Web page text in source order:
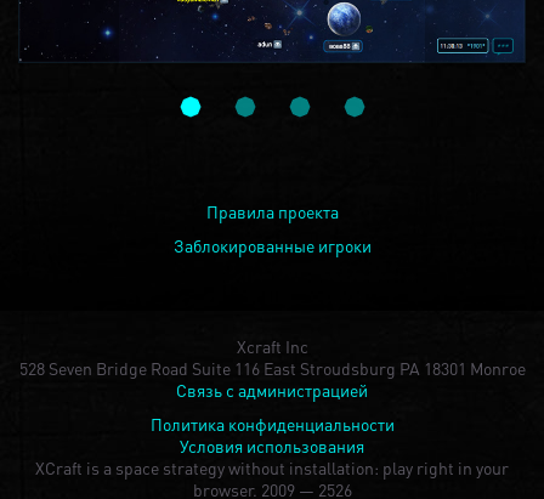
Правила проекта
Заблокированные игроки
Xcraft Inc
528 Seven Bridge Road Suite 116 East Stroudsburg PA 18301 Monroe
Связь с администрацией
Политика конфиденциальности
Условия использования
XCraft is a space strategy without installation: play right in your
browser. 2009 — 2526